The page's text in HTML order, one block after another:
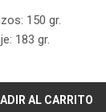
150 gr.
183 gr.
AL CARRITO